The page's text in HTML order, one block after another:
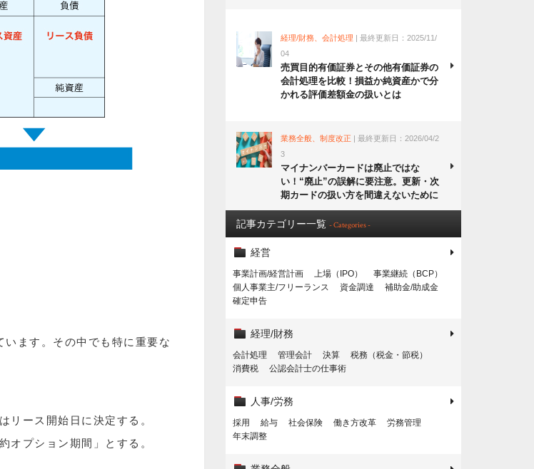
ます。その中でも特に重要な
リース開始日に決定する。
オプション期間」とする。
経理/財務、会計処理 | 最終更新日：2025/11/
04
売買目的有価証券とその他有価証券の
会計処理を比較！損益か純資産かで分
かれる評価差額金の扱いとは
業務全般、制度改正 | 最終更新日：2026/04/2
3
マイナンバーカードは廃止ではな
い！“廃止”の誤解に要注意。更新・次
期カードの扱い方を間違えないために
記事カテゴリー一覧 - Categories -
経営
事業計画/経営計画 上場（IPO）
事業継続（BCP）
個人事業主/フリーランス
資金調達
補助金/助成金
確定申告
経理/財務
会計処理 管理会計 決算
税務（税金・節税）
消費税
公認会計士の仕事術
人事/労務
採用 給与 社会保険 働き方改革
労務管理
年末調整